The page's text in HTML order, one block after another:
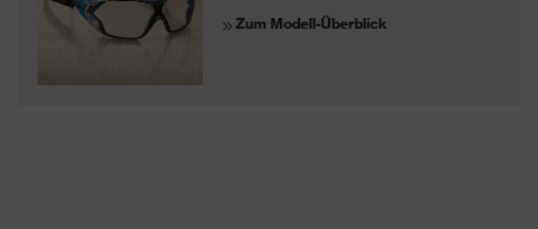
Zum Modell-Überblick